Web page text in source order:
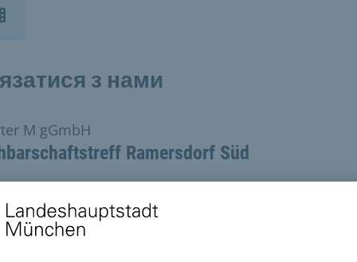
з нами
Ramersdorf Süd
M gGmbH
в Інтернеті